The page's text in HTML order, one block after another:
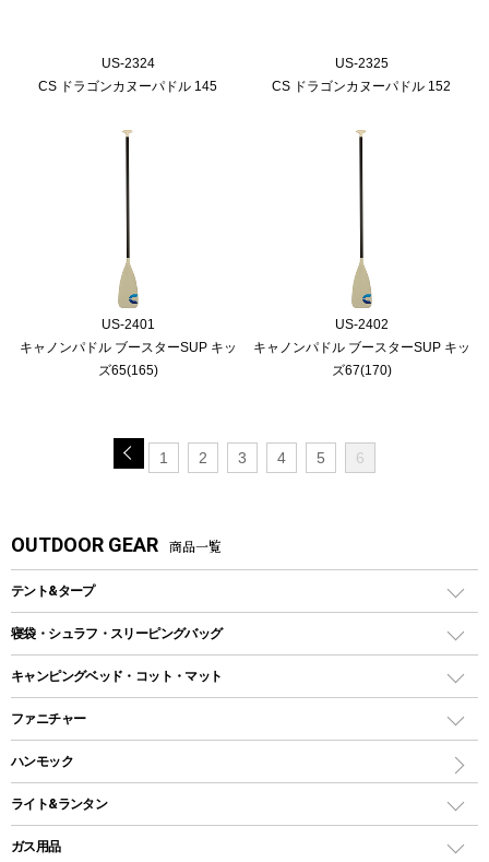
US-2324
CS ドラゴンカヌーパドル 145
US-2325
CS ドラゴンカヌーパドル 152
US-2401
キャノンパドル ブースターSUP キッ
ズ65(165)
US-2402
キャノンパドル ブースターSUP キッ
ズ67(170)
1 2 3 4 5 6
OUTDOOR GEAR 商品一覧
テント&タープ
テント
ツールームテント
ワンポールテント
シェルターテント
ロッジ型・オリジナルテント
寝袋・シュラフ・スリーピングバッグ
レクタングラー型（封筒型）シュラフ
インナーシュラフ
キャンピングベッド・コット・マット
キャンピングベッド・コット
インフレータブルマット
ファニチャー
アウトドアテーブル
レジャーシート
ハンモック
ライト&ランタン
LEDランタン
ガス用品